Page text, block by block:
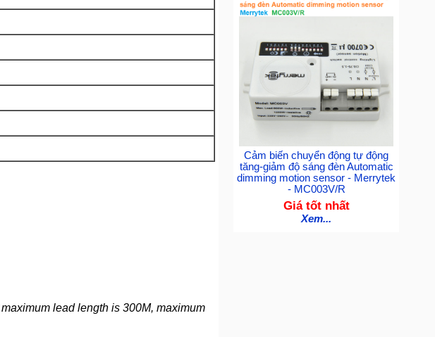
maximum lead length is 300M, maximum
Cảm biến chuyển động tự động
tăng-giảm độ sáng đèn Automatic
dimming motion sensor - Merrytek
- MC003V/R
Giá tốt nhất
Xem...